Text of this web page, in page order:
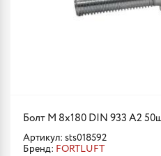
Болт М 8х180 DIN 933 A2
Артикул: sts018592
Бренд: FORTLUFT